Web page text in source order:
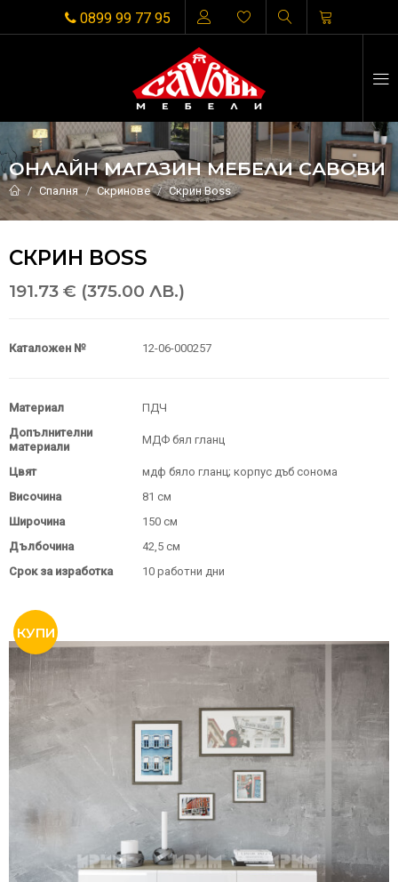
0899 99 77 95
ОНЛАЙН МАГАЗИН МЕБЕЛИ САВОВИ
Спалня Скринове Скрин Boss
СКРИН BOSS
191.73 € (375.00 ЛВ.)
Каталожен № 12-06-000257
Материал
ПДЧ
Допълнителни
материали
МДФ бял гланц
Цвят
мдф бяло гланц; корпус дъб сонома
Височина
81 см
Широчина
150 см
Дълбочина
42,5 см
Срок за изработка
10 работни дни